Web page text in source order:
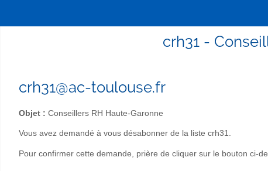
crh31 -
crh31@ac-toulouse.fr
Objet : Conseillers RH Haute-Garonne
Vous avez demandé à vous désabonner de la liste crh31.
Pour confirmer cette demande, prière de cliquer sur le bouton ci-